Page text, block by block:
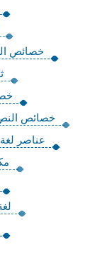
خصائص
خصائص النص
عناصر لغة